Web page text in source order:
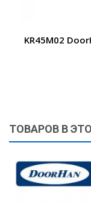
KR45M02
ТОВАРОВ В